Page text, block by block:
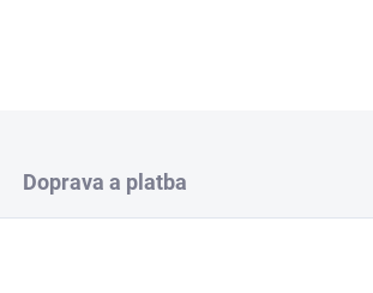
Doprava a platba